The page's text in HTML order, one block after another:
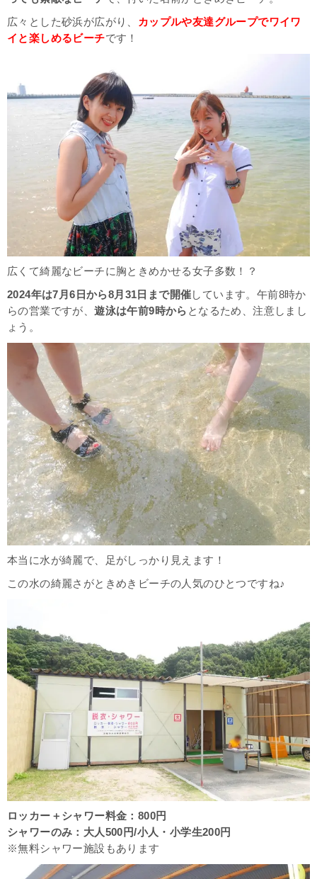
広々とした砂浜が広がり、
カップルや友達グループでワイワ
イと楽しめるビーチです！
広くて綺麗なビーチに胸ときめかせる女子多数！？
2024年は7月6日から8月31日まで開催しています。午前8時か
らの営業ですが、遊泳は午前9時から となるため、注意しまし
ょう。
本当に水が綺麗で、足がしっかり見えます！
この水の綺麗さがときめきビーチの人気のひとつですね♪
ロッカー＋シャワー料金：800円
シャワーのみ：大人500円/小人・小学生200円
※無料シャワー施設もあります